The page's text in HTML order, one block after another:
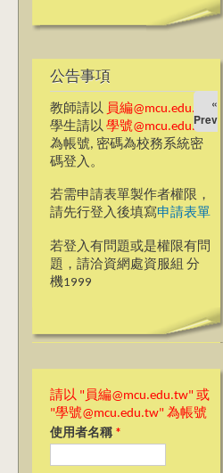
公告事項
教師請以 員編@mcu.edu.tw
學生請以 學號@mcu.edu.tw
為帳號, 密碼為校務系統密
碼登入。
若需申請表單製作者權限，
請先行登入後填寫申請表單
若登入有問題或是權限有問
題，請洽資網處資服組 分
機1999
請以 "員編@mcu.edu.tw" 或
"學號@mcu.edu.tw" 為帳號
使用者名稱 *
«
Prev